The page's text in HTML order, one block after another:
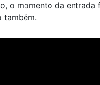
o momento da entrada
também.